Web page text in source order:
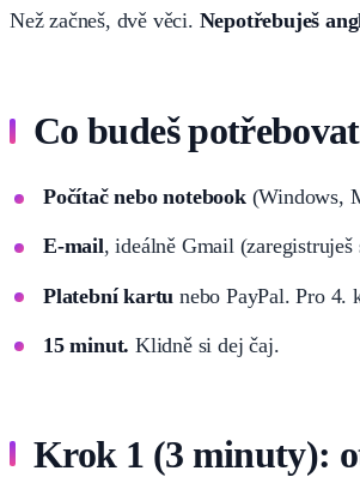
Než začneš, dvě věci. Nepotřebuješ
Co budeš potřebovat
Počítač nebo notebook(Windows,
E-mail, ideálně Gmail
Platební kartu nebo PayPal. Pro 4.
15 minut. Klidně si dej čaj.
Krok 1 (3 minuty):